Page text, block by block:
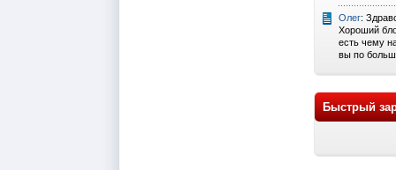
Олег:
Хороший
есть чему
вы по
Быстрый